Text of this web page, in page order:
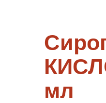
мл